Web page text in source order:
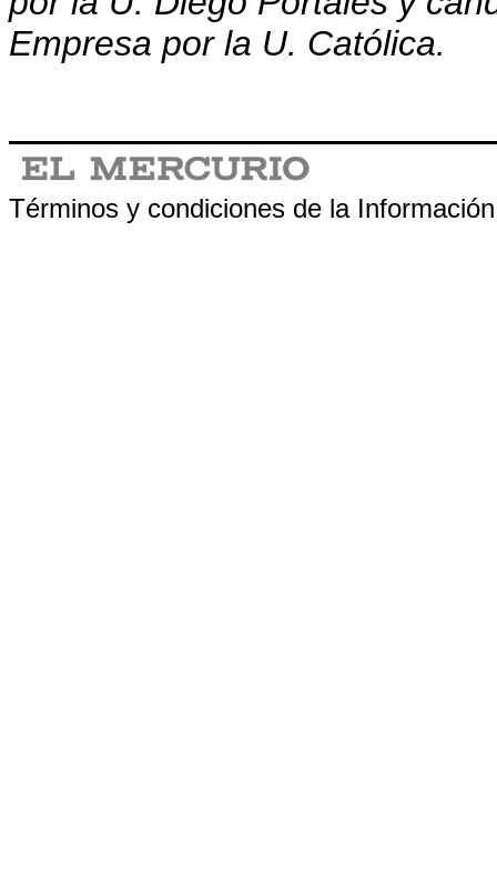
Empresa por la U. Católica.
Términos y condiciones de la